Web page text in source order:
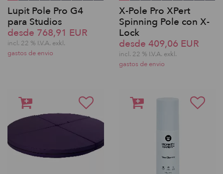
Lupit Pole Pro G4
para Studios
desde 768,91 EUR
incl. 22 % I.V.A. exkl.
gastos de envio
X-Pole Pro XPert
Spinning Pole con X-
Lock
desde 409,06 EUR
incl. 22 % I.V.A. exkl.
gastos de envio